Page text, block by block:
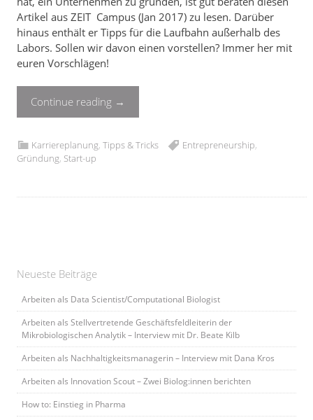
Artikel aus ZEIT Campus (Jan 2017) zu lesen. Darüber
hinaus enthält er Tipps für die Laufbahn außerhalb des
Labors. Sollen wir davon einen vorstellen? Immer her mit
euren Vorschlägen!
Continue reading →
Karriereplanung,Tipps & Tricks Entrepreneurship,
Gründung, Start-up
Neueste Beiträge
Arbeiten als Data Scientist/Computational Biologist
Arbeiten als Stellvertretende Geschäftsfeldleiterin der
Mikrobiologischen Analytik – Interview mit Dr. Beate Kilb
Arbeiten als Nachhaltigkeitsmanagerin – Interview mit Dana Kros
Arbeiten als Innovation Scout – Zwei Biolog:innen berichten
How to: Einstieg in Pharma